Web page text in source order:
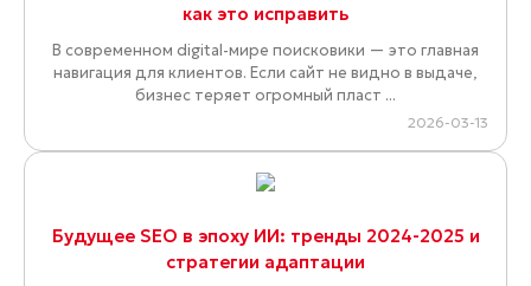
как это исправить
В современном digital-мире поисковики — это главная
навигация для клиентов. Если сайт не видно в выдаче,
бизнес теряет огромный пласт ...
2026-03-13
Будущее SEO в эпоху ИИ: тренды 2024-2025 и
стратегии адаптации